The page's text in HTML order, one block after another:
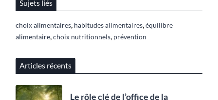
Sujets liés
choix alimentaires habitudes alimentaires équilibre
alimentaire choix nutritionnels prévention
Articles récents
Le rôle clé de l’office de la